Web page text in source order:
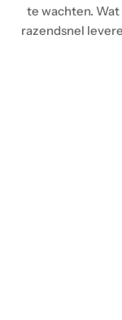
te wachten.
razendsnel